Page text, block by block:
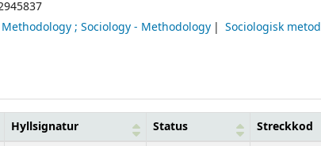
; Sociology - Methodology
Sociologisk metod
Hyllsignatur Status Streckkod